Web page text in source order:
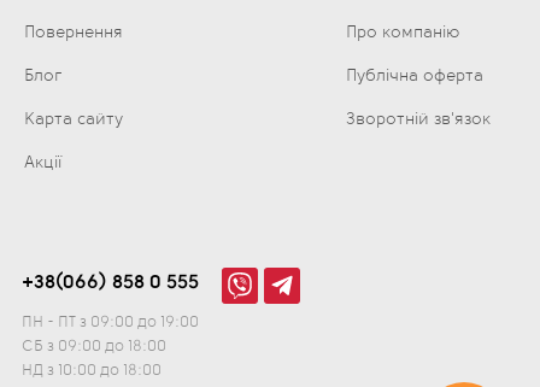
Повернення Про компанію
Блог Публічна оферта
Карта сайту Зворотній зв'язок
Акції
+38(066) 858 0 555
ПН - ПТ з 09:00 до 19:00
СБ з 09:00 до 18:00
НД з 10:00 до 18:00